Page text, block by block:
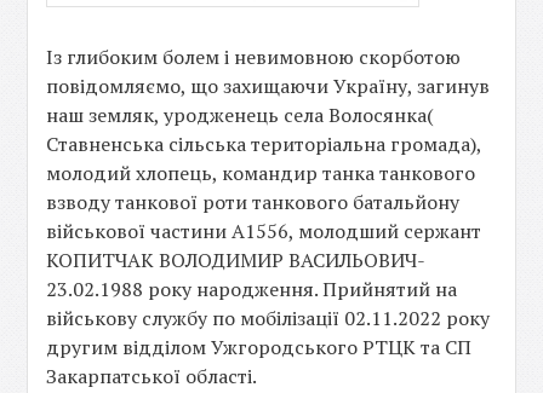
Із глибоким болем і невимовною скорботою
повідомляємо, що захищаючи Україну, загинув
наш земляк, уродженець села Волосянка(
Ставненська сільська територіальна громада),
молодий хлопець, командир танка танкового
взводу танкової роти танкового батальйону
військової частини А1556, молодший сержант
КОПИТЧАК ВОЛОДИМИР ВАСИЛЬОВИЧ-
23.02.1988 року народження. Прийнятий на
військову службу по мобілізації 02.11.2022 року
другим відділом Ужгородського РТЦК та СП
Закарпатської області.